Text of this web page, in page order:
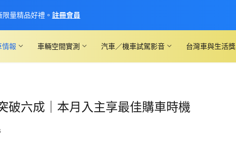
情報 車輛空間實測 汽車／機車試駕影音 台灣車與生活獎
破六成｜本月入主享最佳購車時機
量精品好禮。 註冊會員